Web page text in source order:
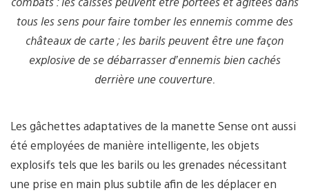
tous les sens pour faire tomber les ennemis comme des
châteaux de carte ; les barils peuvent être une façon
explosive de se débarrasser d’ennemis bien cachés
derrière une couverture.
Les gâchettes adaptatives de la manette Sense ont aussi
été employées de manière intelligente, les objets
explosifs tels que les barils ou les grenades nécessitant
une prise en main plus subtile afin de les déplacer en